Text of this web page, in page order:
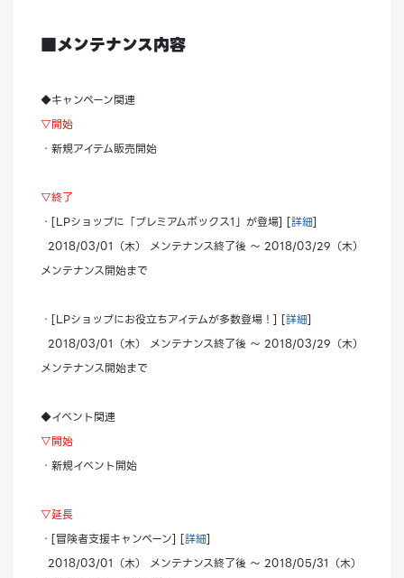
■メンテナンス内容
◆キャンペーン関連
▽開始
・新規アイテム販売開始
▽終了
・[LPショップに「プレミアムボックス1」が登場] [詳細]
2018/03/01（木） メンテナンス終了後 ～ 2018/03/29（木）
メンテナンス開始まで
・[LPショップにお役立ちアイテムが多数登場！] [詳細]
2018/03/01（木） メンテナンス終了後 ～ 2018/03/29（木）
メンテナンス開始まで
◆イベント関連
▽開始
・新規イベント開始
▽延長
・[冒険者支援キャンペーン] [詳細]
2018/03/01（木） メンテナンス終了後 ～ 2018/05/31（木）